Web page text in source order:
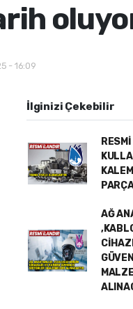
- 16:09
İlginizi Çekebilir
AĞ